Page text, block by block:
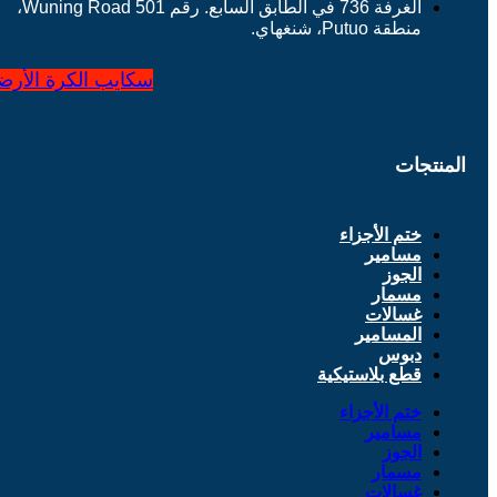
الغرفة 736 في الطابق السابع. رقم 501 Wuning Road،
منطقة Putuo، شنغهاي.
سكايب الكرة
المنتجات
ختم الأجزاء
مسامير
الجوز
مسمار
غسالات
المسامير
دبوس
قطع بلاستيكية
ختم الأجزاء
مسامير
الجوز
مسمار
غسالات